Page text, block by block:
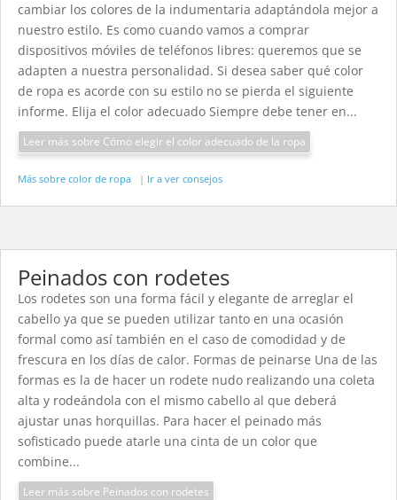
cambiar los colores de la indumentaria adaptándola mejor a
nuestro estilo. Es como cuando vamos a comprar
dispositivos móviles de teléfonos libres: queremos que se
adapten a nuestra personalidad. Si desea saber qué color
de ropa es acorde con su estilo no se pierda el siguiente
informe. Elija el color adecuado Siempre debe tener en...
Leer más sobre Cómo elegir el color adecuado de la ropa
Más sobre color de ropa | Ir a ver consejos
Peinados con rodetes
Los rodetes son una forma fácil y elegante de arreglar el
cabello ya que se pueden utilizar tanto en una ocasión
formal como así también en el caso de comodidad y de
frescura en los días de calor. Formas de peinarse Una de las
formas es la de hacer un rodete nudo realizando una coleta
alta y rodeándola con el mismo cabello al que deberá
ajustar unas horquillas. Para hacer el peinado más
sofisticado puede atarle una cinta de un color que
combine...
Leer más sobre Peinados con rodetes